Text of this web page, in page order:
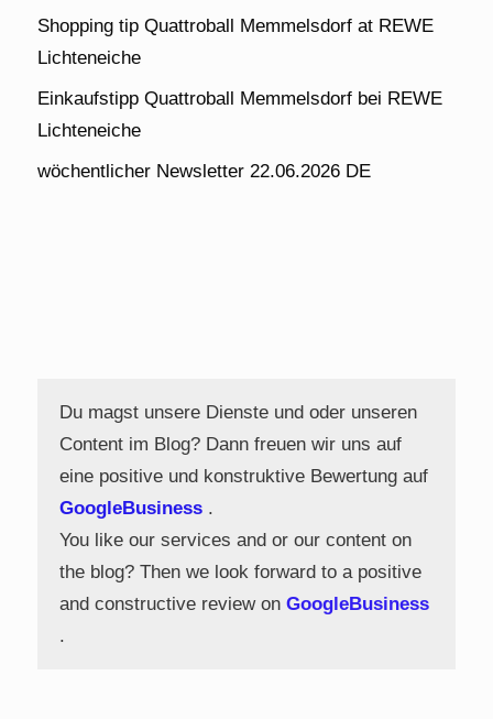
Shopping tip Quattroball Memmelsdorf at REWE
Lichteneiche
Einkaufstipp Quattroball Memmelsdorf bei REWE
Lichteneiche
wöchentlicher Newsletter 22.06.2026 DE
Du magst unsere Dienste und oder unseren
Content im Blog? Dann freuen wir uns auf
eine positive und konstruktive Bewertung auf
GoogleBusiness .
You like our services and or our content on
the blog? Then we look forward to a positive
and constructive review on GoogleBusiness
.